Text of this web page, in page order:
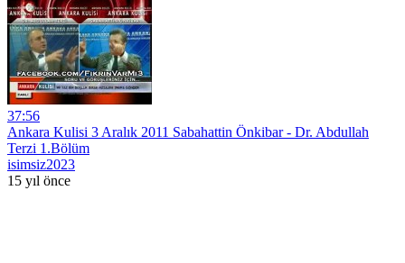
37:56
Ankara Kulisi 3 Aralık 2011 Sabahattin Önkibar - Dr. Abdullah
Terzi 1.Bölüm
isimsiz2023
15 yıl önce